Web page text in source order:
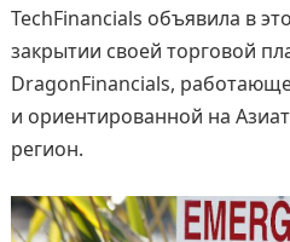
TechFinancials объявила в
закрытии своей торговой
DragonFinancials,
и ориентированной на
регион.